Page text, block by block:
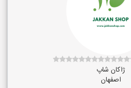
ژاکان شاپ
اصفهان